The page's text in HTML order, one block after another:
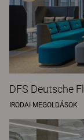
DFS Deutsche
IRODAI MEGOLDÁSOK